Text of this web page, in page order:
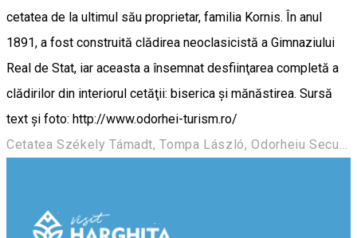
cetatea de la ultimul său proprietar, familia Kornis. În anul
1891, a fost construită clădirea neoclasicistă a Gimnaziului
Real de Stat, iar aceasta a însemnat desfiinţarea completă a
clădirilor din interiorul cetăţii: biserica şi mănăstirea. Sursă
text și foto: http://www.odorhei-turism.ro/